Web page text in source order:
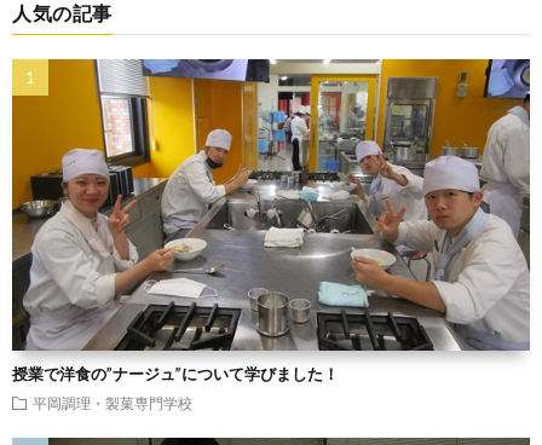
人気の記事
授業で洋食の”ナージュ”について学びました！
平岡調理・製菓専門学校